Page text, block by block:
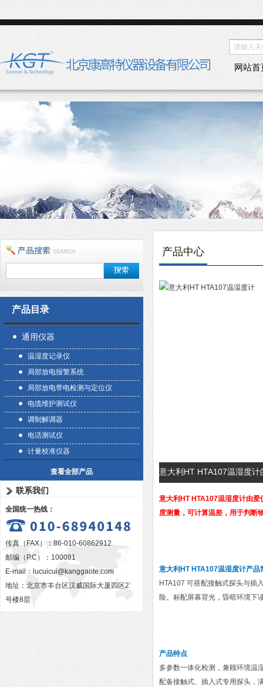
网站首
产品目录
通用仪器
温湿度记录仪
局部放电报警系统
局部放电带电检测与定位仪
电缆维护测试仪
调制解调器
电话测试仪
计量校准仪器
查看全部产品
联系我们
全国统一热线：
传真（FAX）：86-010-60862912
邮编（P.C）：100081
E-mail： lucuicui@kanggaote.com
地址：北京市丰台区汉威国际大厦四区2
号楼8层
产品中心
意大利HT HTA107温湿度计
意大利HT HTA107温湿度计由爱
度测量，可计算温差，用于判断
意大利HT HTA107温湿度计产品
HTA107 可搭配接触式探头与插
险。标配屏幕背光，昏暗环境下
产品特点
多参数一体化检测，兼顾环境温
配备接触式、插入式专用探头，